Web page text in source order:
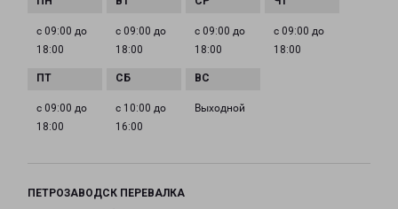
с 09:00 до
18:00
с 09:00 до
18:00
с 09:00 до
18:00
с 09:00 до
18:00
с 09:00 до
18:00
с 10:00 до
16:00
Выходной
ПЕТРОЗАВОДСК ПЕРЕВАЛКА